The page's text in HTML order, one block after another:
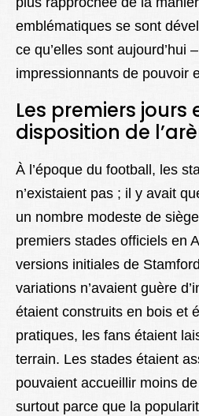
emblématiques se sont
ce qu’elles sont aujourd’hui
impressionnants de pouvoir
Les premiers jours
disposition de
À l’époque du football, les
n’existaient pas ; il y avait
un nombre modeste de
premiers stades officiels en
versions initiales de
variations n’avaient guère
étaient construits en bois et
pratiques, les fans étaient
terrain. Les stades étaient
pouvaient accueillir moins
surtout parce que la